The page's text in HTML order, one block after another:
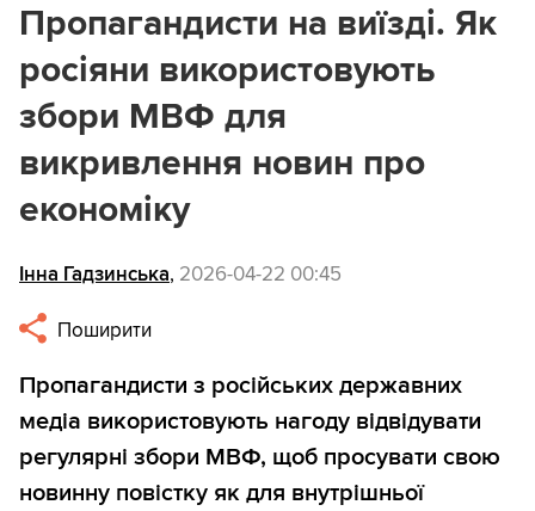
Пропагандисти на виїзді. Як
росіяни використовують
збори МВФ для
викривлення новин про
економіку
Інна Гадзинська, 2026-04-22 00:45
Поширити
Пропагандисти з російських державних
медіа використовують нагоду відвідувати
регулярні збори МВФ, щоб просувати свою
новинну повістку як для внутрішньої